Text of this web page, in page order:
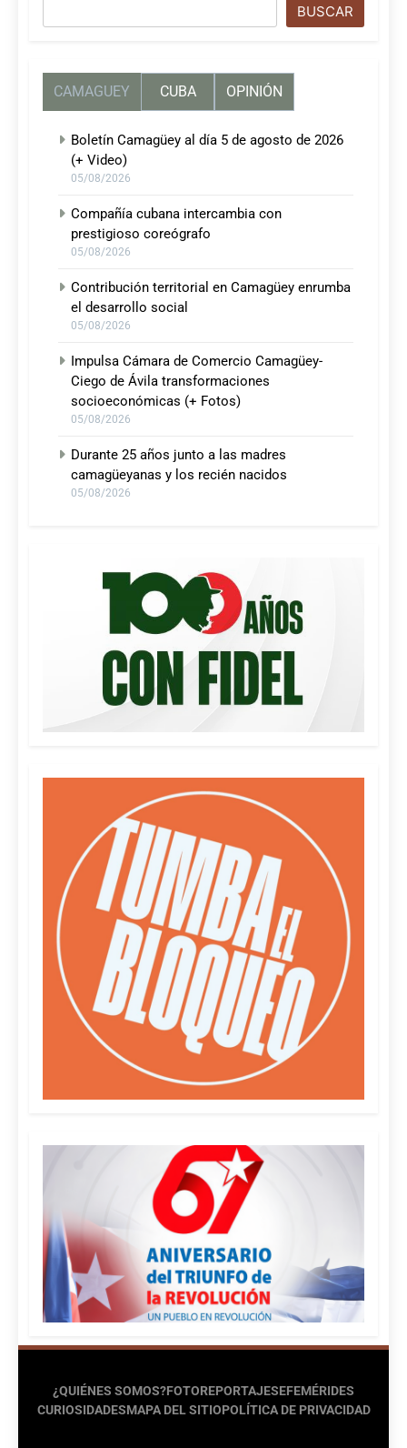
BUSCAR
CAMAGUEY CUBA OPINIÓN
Boletín Camagüey al día 5 de agosto de 2026
(+ Video)
05/08/2026
Compañía cubana intercambia con
prestigioso coreógrafo
05/08/2026
Contribución territorial en Camagüey enrumba
el desarrollo social
05/08/2026
Impulsa Cámara de Comercio Camagüey-
Ciego de Ávila transformaciones
socioeconómicas (+ Fotos)
05/08/2026
Durante 25 años junto a las madres
camagüeyanas y los recién nacidos
05/08/2026
¿QUIÉNES SOMOS?FOTOREPORTAJESEFEMÉRIDES
CURIOSIDADESMAPA DEL SITIOPOLÍTICA DE PRIVACIDAD